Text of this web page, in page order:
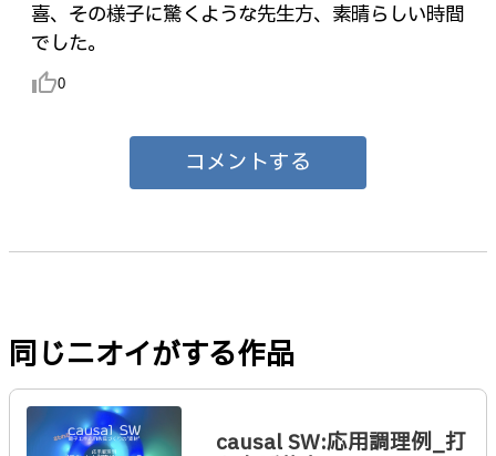
喜、その様子に驚くような先生方、素晴らしい時間
でした。
thumb_up_alt0
コメントする
同じニオイがする作品
causal SW:応用調理例_打